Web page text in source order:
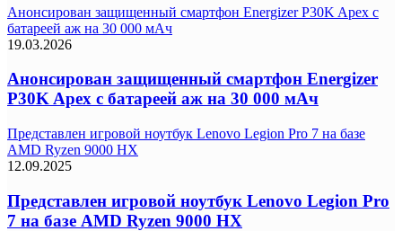
Анонсирован защищенный смартфон Energizer P30K Apex с
батареей аж на 30 000 мАч
19.03.2026
Анонсирован защищенный смартфон Energizer
P30K Apex с батареей аж на 30 000 мАч
Представлен игровой ноутбук Lenovo Legion Pro 7 на базе
AMD Ryzen 9000 HX
12.09.2025
Представлен игровой ноутбук Lenovo Legion Pro
7 на базе AMD Ryzen 9000 HX